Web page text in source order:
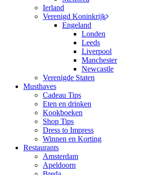
Ierland
Verenigd Koninkrijk
Engeland
Londen
Leeds
Liverpool
Manchester
Newcastle
Verenigde Staten
Musthaves
Cadeau Tips
Eten en drinken
Kookboeken
Shop Tips
Dress to Impress
Winnen en Korting
Restaurants
Amsterdam
Apeldoorn